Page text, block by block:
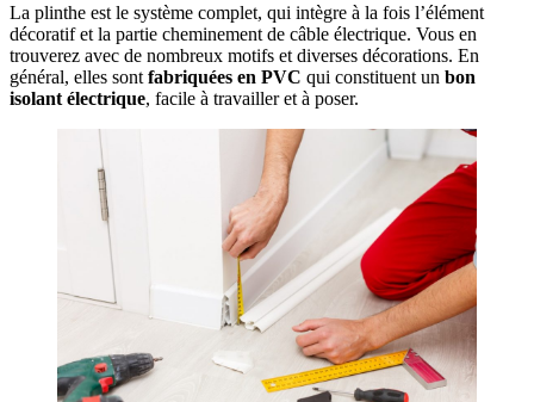
La plinthe est le système complet, qui intègre à la fois l’élément
décoratif et la partie cheminement de câble électrique. Vous en
trouverez avec de nombreux motifs et diverses décorations. En
général, elles sont fabriquées en PVC qui constituent un bon
isolant électrique, facile à travailler et à poser.